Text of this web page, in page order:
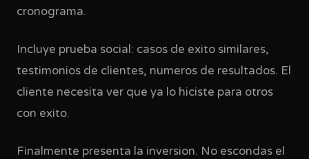
cronograma.
Incluye prueba social: casos de exito similares,
testimonios de clientes, numeros de resultados. El
cliente necesita ver que ya lo hiciste para otros
con exito.
Finalmente presenta la inversion. No escondas el